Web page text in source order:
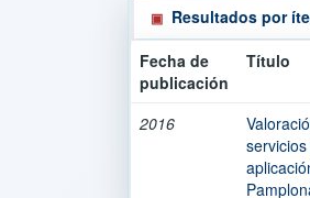
Resultados por
Fecha de
publicación
Título
2016